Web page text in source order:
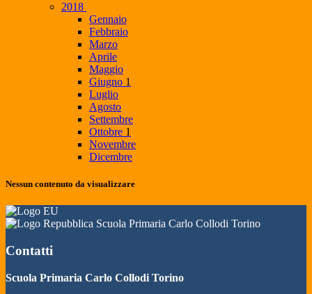
2018
Gennaio
Febbraio
Marzo
Aprile
Maggio
Giugno 1
Luglio
Agosto
Settembre
Ottobre 1
Novembre
Dicembre
Nessun contenuto da visualizzare
Scuola Primaria Carlo Collodi Torino
Contatti
Scuola Primaria Carlo Collodi Torino